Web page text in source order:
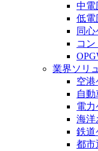
中電
低電
同
コ
業界ソリ
空港
自
電力
海洋
鉄道
都市